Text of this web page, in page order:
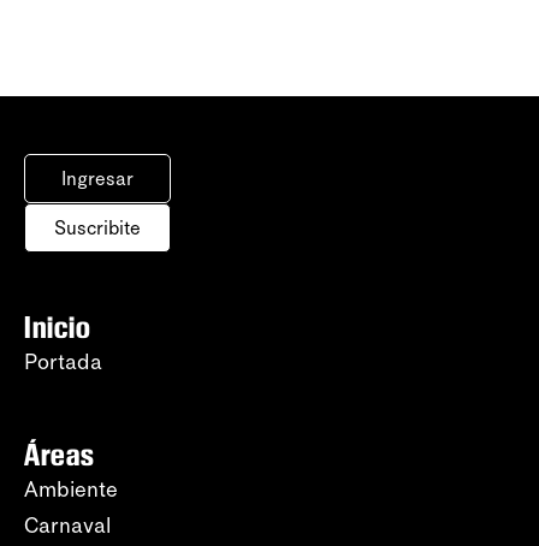
Ingresar
Suscribite
Inicio
Portada
Áreas
Ambiente
Carnaval